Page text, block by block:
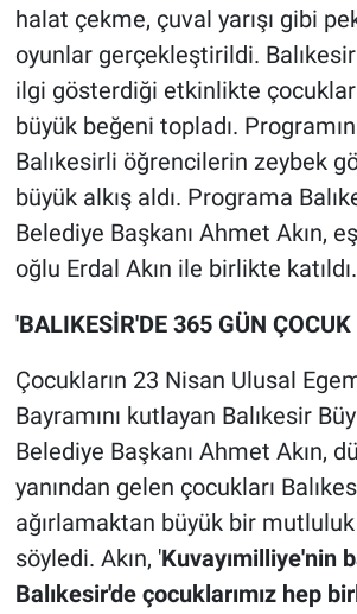
halat çekme, çuval yarışı gibi
oyunlar gerçekleştirildi.
ilgi gösterdiği etkinlikte
büyük beğeni topladı.
Balıkesirli öğrencilerin zeybek
büyük alkış aldı. Programa
Belediye Başkanı Ahmet Akın,
oğlu Erdal Akın ile birlikte katıldı.
'BALIKESİR'DE 365 GÜN
Çocukların 23 Nisan Ulusal
Bayramını kutlayan Balıkesir
Belediye Başkanı Ahmet Akın,
yanından gelen çocukları
ağırlamaktan büyük bir
söyledi. Akın, 'Kuvayımilliye'nin
Balıkesir'de çocuklarımız hep